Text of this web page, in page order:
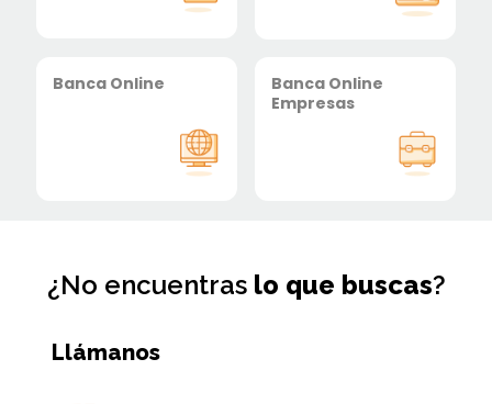
Banca Online
Banca Online
Empresas
¿No encuentras lo que buscas?
Llámanos